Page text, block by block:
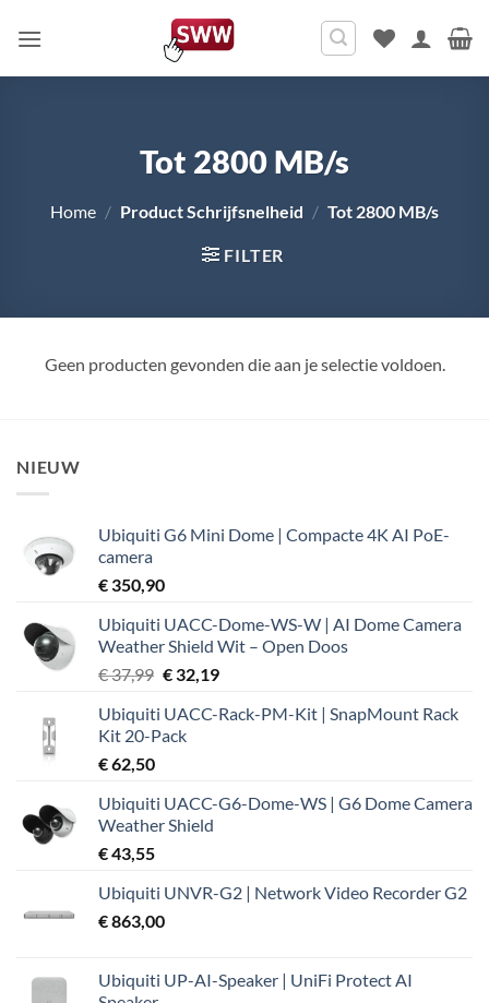
naar
Tot 2800 MB/s
Home / Product Schrijfsnelheid / Tot 2800 MB/s
FILTER
Geen producten gevonden die aan je selectie voldoen.
NIEUW
Ubiquiti G6 Mini Dome | Compacte 4K AI PoE-
camera
€ 350,90
Ubiquiti UACC-Dome-WS-W | AI Dome Camera
Weather Shield Wit – Open Doos
€37,99 Oorspronkelijke
was:
€ 37,99.
€32,19Huidige
is:
Ubiquiti UACC-Rack-PM-Kit | SnapMount Rack
Kit 20-Pack
€62,50
Ubiquiti UACC-G6-Dome-WS | G6 Dome Camera
Weather Shield
€43,55
Ubiquiti UNVR-G2 | Network Video Recorder G2
€863,00
Ubiquiti UP-AI-Speaker | UniFi Protect AI